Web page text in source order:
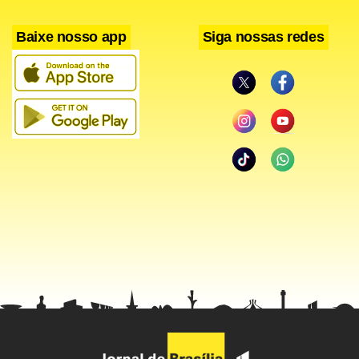
Telegram
Share
Baixe nosso app Siga nossas redes